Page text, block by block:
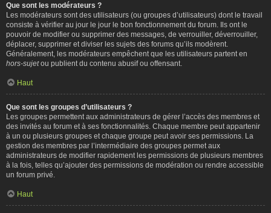
Que sont les modérateurs ?
Les modérateurs sont des utilisateurs (ou groupes d’utilisateurs) dont le travail
consiste à vérifier au jour le jour le bon fonctionnement du forum. Ils ont le
pouvoir de modifier ou supprimer des messages, de verrouiller, déverrouiller,
déplacer, supprimer et diviser les sujets des forums qu’ils modèrent.
Généralement, les modérateurs empêchent que les utilisateurs partent en
hors-sujetou publient du contenu abusif ou offensant.
Haut
Que sont les groupes d’utilisateurs ?
Les groupes permettent aux administrateurs de gérer l’accès des membres et
des invités au forum et à ses fonctionnalités. Chaque membre peut appartenir
à un ou plusieurs groupes et chaque groupe peut avoir ses permissions. La
gestion des membres par l’intermédiaire des groupes permet aux
administrateurs de modifier rapidement les permissions de plusieurs membres
à la fois, telles qu’ajouter des permissions de modération ou rendre accessible
un forum privé.
Haut